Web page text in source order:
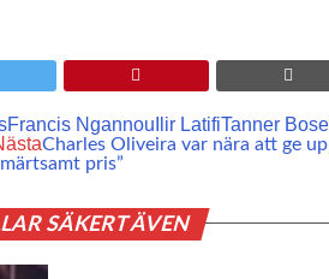
Francis Ngannou Ilir LatifiTanner
Charles Oliveira var nära att ge
pris”
SÄKERT ÄVEN